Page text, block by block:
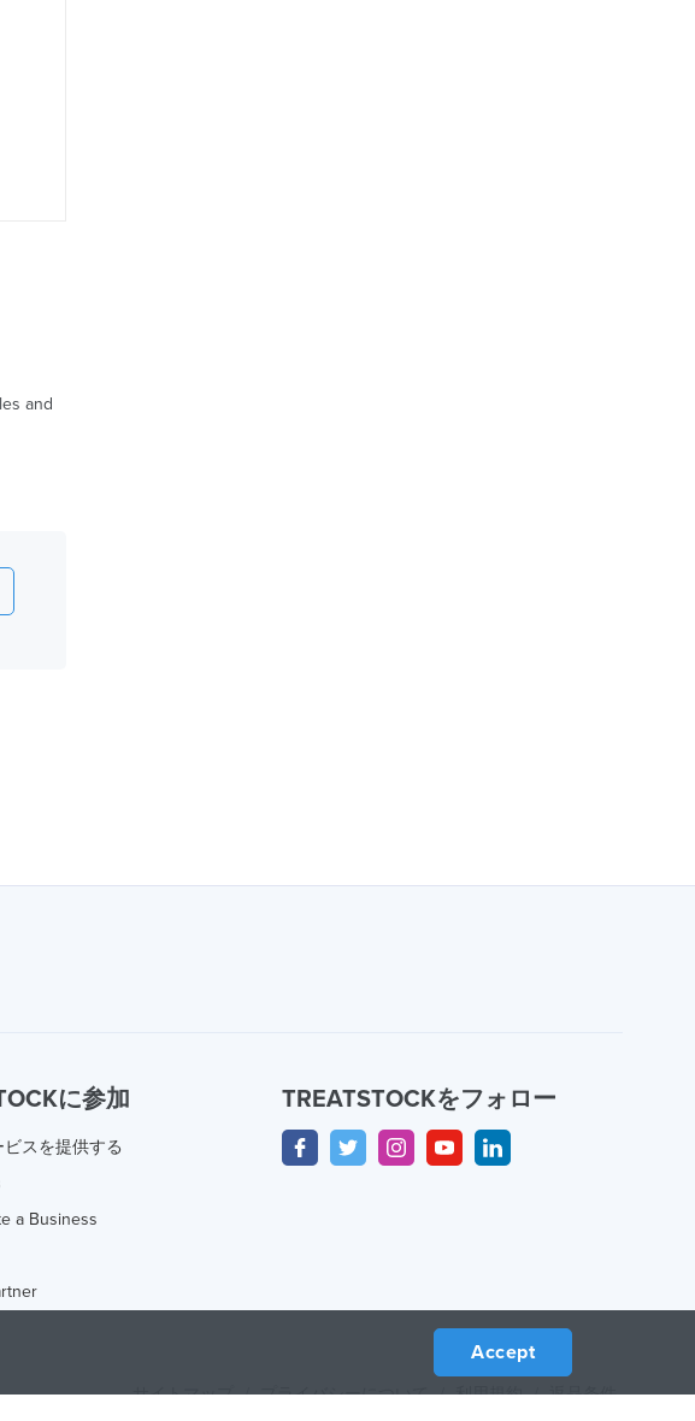
and
に参加
スを提供する
a Business
TREATSTOCKをフォロー
サイトマップ / プライバシーについて / 利用規約 / 返品条件
Accept